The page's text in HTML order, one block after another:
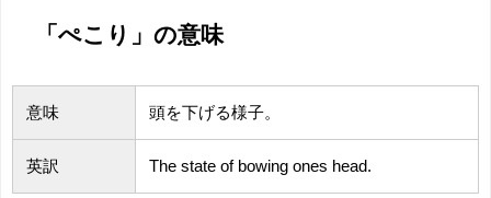
「ぺこり」の意味
意味 頭を下げる様子。
英訳 The state of bowing ones head.